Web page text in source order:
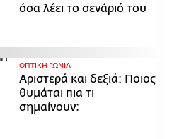
όσα λέει το σενάριό του
ΟΠΤΙΚΗ ΓΩΝΙΑ
Αριστερά και δεξιά: Ποιος
θυμάται πια τι
σημαίνουν;